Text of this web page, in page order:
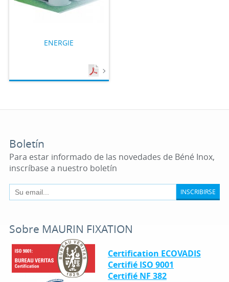
ENERGIE
Boletín
Para estar informado de las novedades de Béné Inox,
inscríbase a nuestro boletín
INSCRIBIRSE
Sobre MAURIN FIXATION
Certification ECOVADIS
Certifié ISO 9001
Certifié NF 382